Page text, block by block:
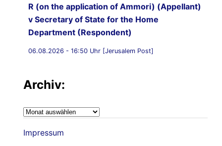
R (on the application of Ammori) (Appellant)
v Secretary of State for the Home
Department (Respondent)
06.08.2026 - 16:50 Uhr [Jerusalem Post]
14 peaceful protesters arrested at Palestine
Action demonstration outside Bristol Prison
06.08.2026 - 16:19 Uhr [Nachrichtenagentur Radio
Archiv:
Archiv:
Impressum